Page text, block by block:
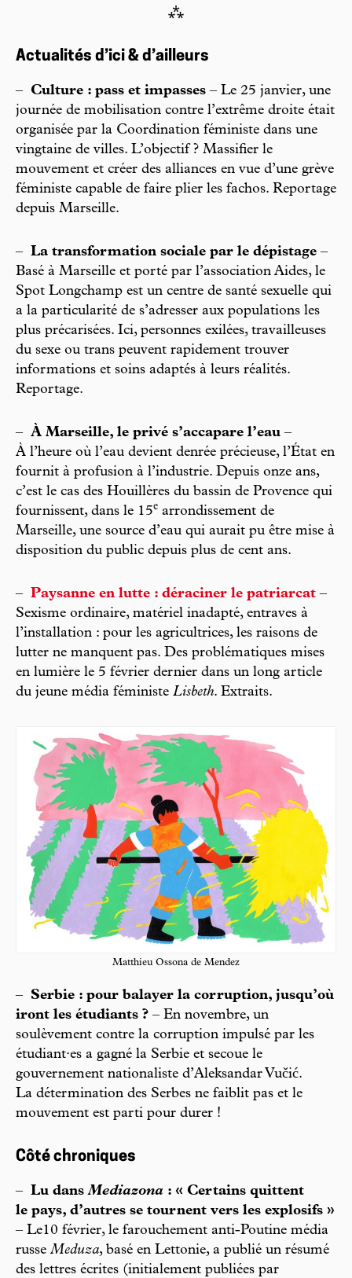
⁂
Actualités d’ici & d’ailleurs
– Culture : pass et impasses – Le 25 janvier, une
journée de mobilisation contre l’extrême droite était
organisée par la Coordination féministe dans une
vingtaine de villes. L’objectif ? Massifier le
mouvement et créer des alliances en vue d’une grève
féministe capable de faire plier les fachos. Reportage
depuis Marseille.
– La transformation sociale par le dépistage –
Basé à Marseille et porté par l’association Aides, le
Spot Longchamp est un centre de santé sexuelle qui
a la particularité de s’adresser aux populations les
plus précarisées. Ici, personnes exilées, travailleuses
du sexe ou trans peuvent rapidement trouver
informations et soins adaptés à leurs réalités.
Reportage.
– À Marseille, le privé s’accapare l’eau –
À l’heure où l’eau devient denrée précieuse, l’État en
fournit à profusion à l’industrie. Depuis onze ans,
c’est le cas des Houillères du bassin de Provence qui
fournissent, dans le 15e arrondissement de
Marseille, une source d’eau qui aurait pu être mise à
disposition du public depuis plus de cent ans.
– Paysanne en lutte : déraciner le patriarcat –
Sexisme ordinaire, matériel inadapté, entraves à
l’installation : pour les agricultrices, les raisons de
lutter ne manquent pas. Des problématiques mises
en lumière le 5 février dernier dans un long article
du jeune média féministe Lisbeth. Extraits.
Matthieu Ossona de Mendez
–
Serbie : pour balayer la corruption, jusqu’où
iront les étudiants ? – En novembre, un
soulèvement contre la corruption impulsé par les
étudiant·es a gagné la Serbie et secoue le
gouvernement nationaliste d’Aleksandar Vučić.
La détermination des Serbes ne faiblit pas et le
mouvement est parti pour durer !
Côté chroniques
– Lu dansMediazona : « Certains quittent
le pays, d’autres se tournent vers les explosifs »
– Le10 février, le farouchement anti-Poutine média
russeMeduza, basé en Lettonie, a publié un résumé
des lettres écrites (initialement publiées par